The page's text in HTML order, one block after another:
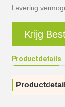
Levering
Krijg
Productdetails